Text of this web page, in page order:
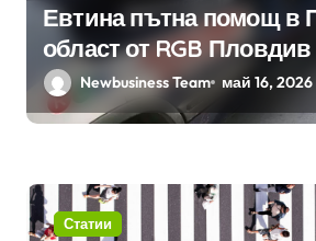
Евтина пътна помощ в
област от RGB Пловдив
Newbusiness Team май 16, 2026
Статии